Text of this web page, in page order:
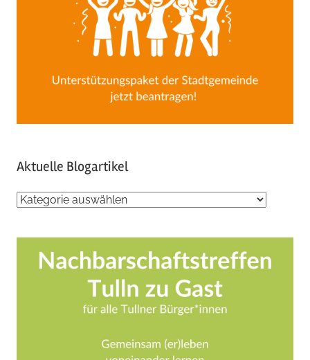
Aktuelle Blogartikel
Aktuelle